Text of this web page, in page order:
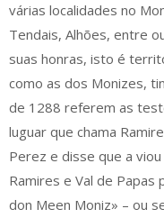
várias localidades no
Tendais, Alhões, entre
suas honras, isto é
como as dos Monizes,
de 1288 referem as
luguar que chama
Perez e disse que a
Ramires e Val de
don Meen Moniz» – ou